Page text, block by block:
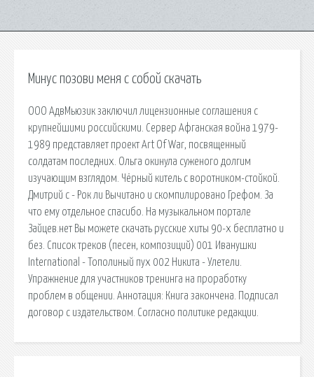
Минус позови меня с собой скачать
ООО АдвМьюзик заключил лицензионные соглашения с
крупнейшими российскими. Сервер Афганская война 1979-
1989 представляет проект Art Of War, посвященный
солдатам последних. Ольга окинула суженого долгим
изучающим взглядом. Чёрный китель с воротником-стойкой.
Дмитрий c - Рок ли Вычитано и скомпилировано Грефом. За
что ему отдельное спасибо. На музыкальном портале
Зайцев.нет Вы можете скачать русские хиты 90-х бесплатно и
без. Список треков (песен, композиций) 001 Иванушки
International - Тополиный пух 002 Никита - Улетели.
Упражнение для участников тренинга на проработку
проблем в общении. Аннотация: Книга закончена. Подписал
договор с издательством. Согласно политике редакции.